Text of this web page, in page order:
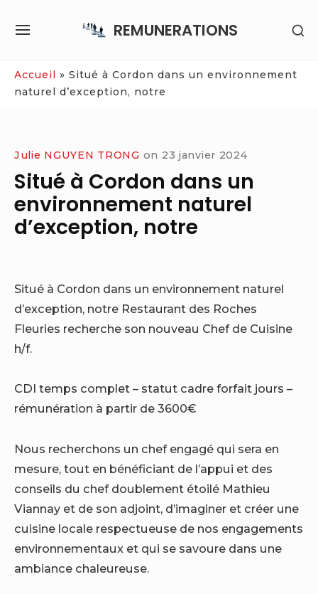
REMUNERATIONS
SITE
Accueil » Situé à Cordon dans un environnement
naturel d’exception, notre
Julie NGUYEN TRONG on 23 janvier 2024
Situé à Cordon dans un
environnement naturel
d’exception, notre
Situé à Cordon dans un environnement naturel
d’exception, notre Restaurant des Roches
Fleuries recherche son nouveau Chef de Cuisine
h/f.
CDI temps complet – statut cadre forfait jours –
rémunération à partir de 3600€
Nous recherchons un chef engagé qui sera en
mesure, tout en bénéficiant de l’appui et des
conseils du chef doublement étoilé Mathieu
Viannay et de son adjoint, d’imaginer et créer une
cuisine locale respectueuse de nos engagements
environnementaux et qui se savoure dans une
ambiance chaleureuse.